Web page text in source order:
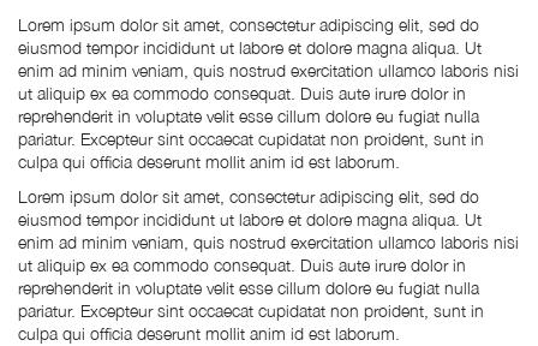
Lorem ipsum dolor sit amet, consectetur adipiscing elit, sed do
eiusmod tempor incididunt ut labore et dolore magna aliqua. Ut
enim ad minim veniam, quis nostrud exercitation ullamco laboris nisi
ut aliquip ex ea commodo consequat. Duis aute irure dolor in
reprehenderit in voluptate velit esse cillum dolore eu fugiat nulla
pariatur. Excepteur sint occaecat cupidatat non proident, sunt in
culpa qui officia deserunt mollit anim id est laborum.
Lorem ipsum dolor sit amet, consectetur adipiscing elit, sed do
eiusmod tempor incididunt ut labore et dolore magna aliqua. Ut
enim ad minim veniam, quis nostrud exercitation ullamco laboris nisi
ut aliquip ex ea commodo consequat. Duis aute irure dolor in
reprehenderit in voluptate velit esse cillum dolore eu fugiat nulla
pariatur. Excepteur sint occaecat cupidatat non proident, sunt in
culpa qui officia deserunt mollit anim id est laborum.